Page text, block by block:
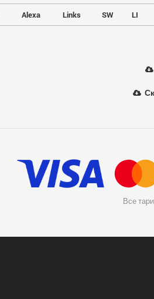
Alexa Links SW LI
Все